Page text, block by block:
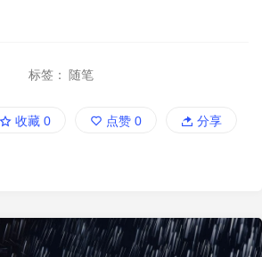
标签： 随笔
收藏 0 点赞 0 分享